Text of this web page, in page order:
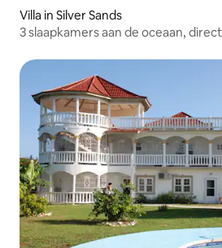
Villa in Silver Sands
3 slaapkamers aan de oceaan,